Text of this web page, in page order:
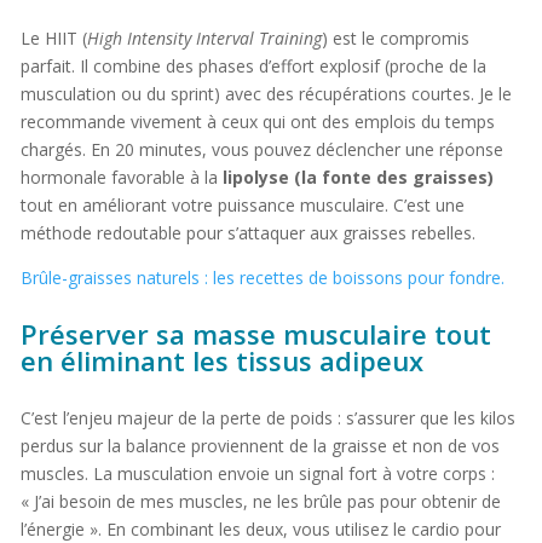
Le HIIT (High Intensity Interval Training) est le compromis
parfait. Il combine des phases d’effort explosif (proche de la
musculation ou du sprint) avec des récupérations courtes. Je le
recommande vivement à ceux qui ont des emplois du temps
chargés. En 20 minutes, vous pouvez déclencher une réponse
hormonale favorable à la lipolyse (la fonte des graisses)
tout en améliorant votre puissance musculaire. C’est une
méthode redoutable pour s’attaquer aux graisses rebelles.
Brûle-graisses naturels : les recettes de boissons pour fondre.
Préserver sa masse musculaire tout
en éliminant les tissus adipeux
C’est l’enjeu majeur de la perte de poids : s’assurer que les kilos
perdus sur la balance proviennent de la graisse et non de vos
muscles. La musculation envoie un signal fort à votre corps :
« J’ai besoin de mes muscles, ne les brûle pas pour obtenir de
l’énergie ». En combinant les deux, vous utilisez le cardio pour